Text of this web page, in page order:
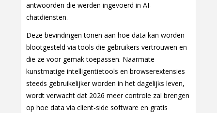
antwoorden die werden ingevoerd in AI-
chatdiensten.
Deze bevindingen tonen aan hoe data kan worden
blootgesteld via tools die gebruikers vertrouwen en
die ze voor gemak toepassen. Naarmate
kunstmatige intelligentietools en browserextensies
steeds gebruikelijker worden in het dagelijks leven,
wordt verwacht dat 2026 meer controle zal brengen
op hoe data via client-side software en gratis